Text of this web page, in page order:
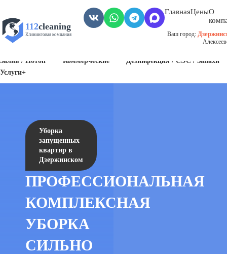
112cleaning
Клининговая компания
ГлавнаяЦеныО
Ваш город:
Залив / Потоп
Коммерческие
Дезинфекция / СЭС / Запахи
Услуги+
Уборка
запущенных
квартир в
Дзержинском
ПРОФЕССИОНАЛЬНАЯ
КОМПЛЕКСНАЯ
УБОРКА
СИЛЬНО